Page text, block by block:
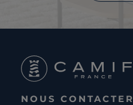
NOUS CONTACTER